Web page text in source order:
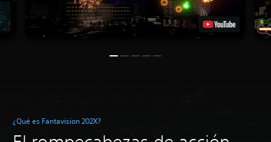
¿Qué es Fantavision 202X?